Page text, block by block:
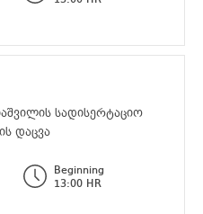
სადისერტაციო
დაცვა
Beginning
13:00 HR